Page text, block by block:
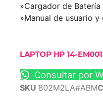
»Cargador de Batería
»Manual de usuario y
LAPTOP HP 14-
Consultar por
SKU 802M2LA#ABM